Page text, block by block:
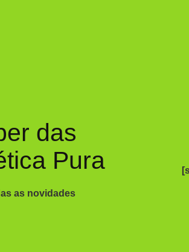
das
Pura
as novidades